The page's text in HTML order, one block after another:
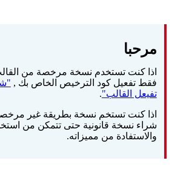
مرحبا
اذا كنت تستخدم نسخة مرخصة من
فقط تفعيل كود الترخيص الخاص بك ,
تفيعل القالب".
اذا كنت تستخم نسخة بطريقة غير
شراء نسخة قانونية حتى تتمكن من
والاستفادة من مميزاته.